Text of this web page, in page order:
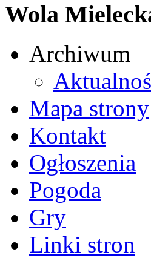
Wola
Archiwum
Mapa strony
Kontakt
Ogłoszenia
Pogoda
Gry
Linki stron